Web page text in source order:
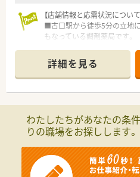
【店舗情報と応需状況について
■古口駅から徒歩5分の立地
もなっている調剤薬局です。
応需枚数は30枚から40枚程度
■地域に根ざした運営を行っ
の分野にも積極的に取り組ん
■現在の店舗スタッフに欠員
としてご活躍いただける方を
■年配の患者様との日常会話
く丁寧に対応できるコミュ
■人口3000人規模の地域社会
係を築きながら地域医療に貢
詳細を見る
わたしたちがあなたの条
りの職場をお探しします。